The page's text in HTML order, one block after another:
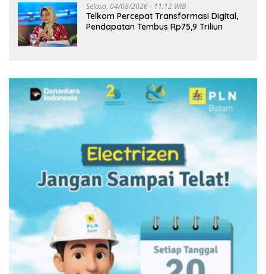
Selasa, 04/08/2026 - 11:12 WIB
Telkom Percepat Transformasi Digital,
Pendapatan Tembus Rp75,9 Triliun